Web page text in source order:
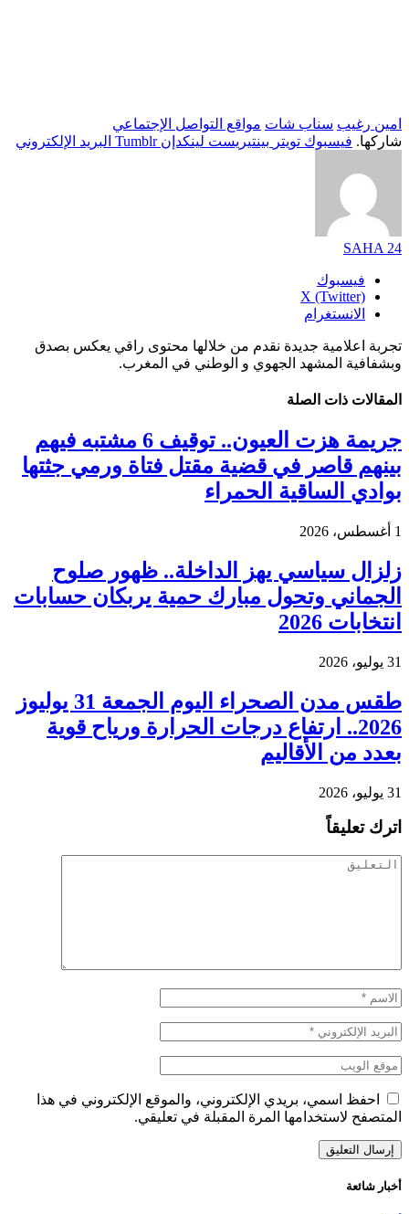
امين رغيب سناب شات مواقع التواصل الإجتماعي
شاركها. فيسبوك تويتر بينتيريست لينكدإن Tumblr البريد الإلكتروني
SAHA 24
فيسبوك
X (Twitter)
الانستغرام
تجربة اعلامية جديدة نقدم من خلالها محتوى راقي يعكس بصدق
وبشفافية المشهد الجهوي و الوطني في المغرب.
المقالات ذات الصلة
جريمة هزت العيون.. توقيف 6 مشتبه فيهم
بينهم قاصر في قضية مقتل فتاة ورمي جثتها
بوادي الساقية الحمراء
1 أغسطس، 2026
زلزال سياسي يهز الداخلة.. ظهور صلوح
الجماني وتحول مبارك حمية يربكان حسابات
انتخابات 2026
31 يوليو، 2026
طقس مدن الصحراء اليوم الجمعة 31 يوليوز
2026.. ارتفاع درجات الحرارة ورياح قوية
بعدد من الأقاليم
31 يوليو، 2026
اترك تعليقاً
احفظ اسمي، بريدي الإلكتروني، والموقع الإلكتروني في هذا
المتصفح لاستخدامها المرة المقبلة في تعليقي.
أخبار شائعة